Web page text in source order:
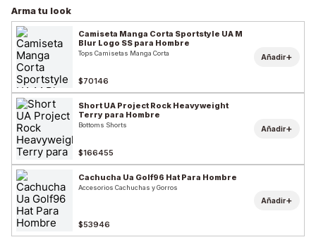
Arma tu look
Camiseta Manga Corta Sportstyle UA M
Blur Logo SS para Hombre
Tops Camisetas Manga Corta
$70146
Añadir+
Short UA Project Rock Heavyweight
Terry para Hombre
Bottoms Shorts
$166455
Añadir+
Cachucha Ua Golf96 Hat Para Hombre
Accesorios Cachuchas y Gorros
$53946
Añadir+